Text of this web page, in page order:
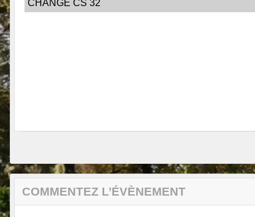
CHANGE CS 32
COMMENTEZ L’ÉVÈNEMENT